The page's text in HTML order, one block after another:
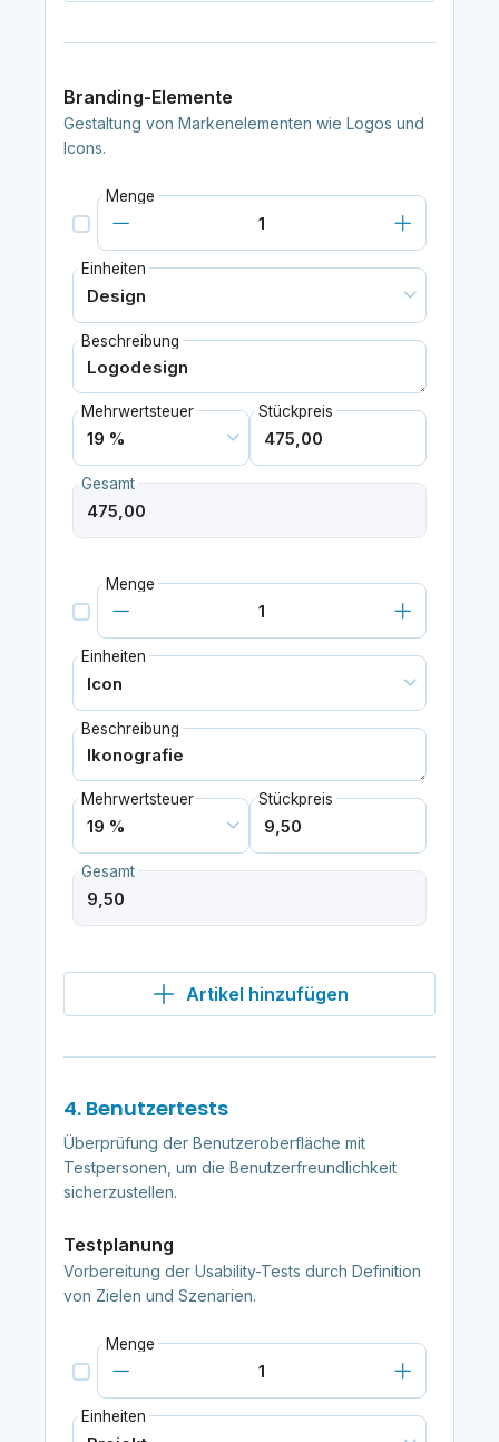
Branding-Elemente
Gestaltung von Markenelementen wie Logos und
Icons.
Menge
Einheiten
Beschreibung
Mehrwertsteuer Stückpreis
Gesamt
Menge
Einheiten
Beschreibung
Mehrwertsteuer Stückpreis
Gesamt
Artikel hinzufügen
4. Benutzertests
Überprüfung der Benutzeroberfläche mit
Testpersonen, um die Benutzerfreundlichkeit
sicherzustellen.
Testplanung
Vorbereitung der Usability-Tests durch Definition
von Zielen und Szenarien.
Menge
Einheiten